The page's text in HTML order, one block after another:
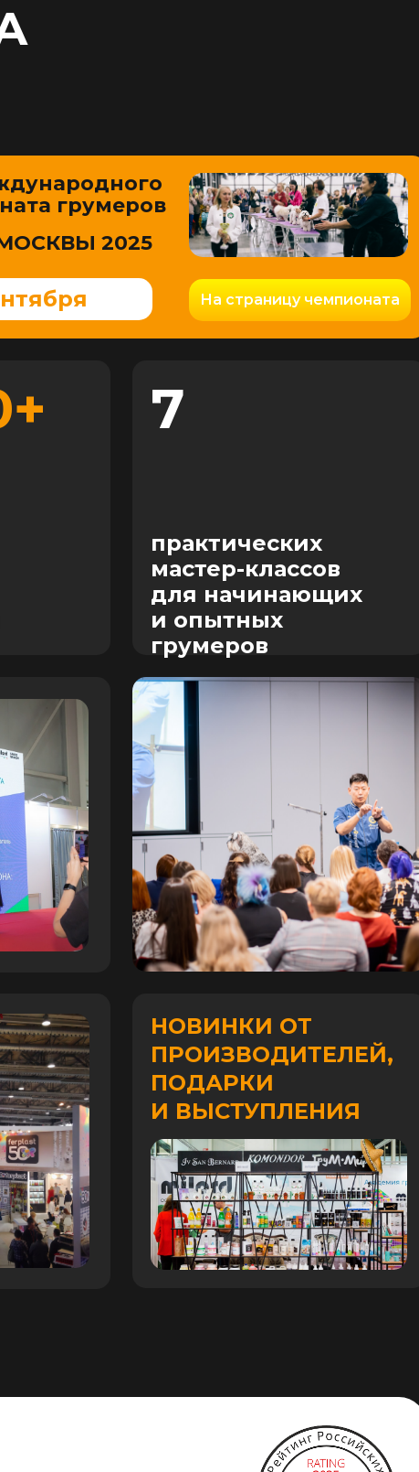
7
практических
мастер-классов
для начинающих
и опытных
грумеров
НОВИНКИ ОТ
ПРОИЗВОДИТЕЛЕЙ,
ПОДАРКИ
И ВЫСТУПЛЕНИЯ
2025
грумеров
На страницу чемпионата